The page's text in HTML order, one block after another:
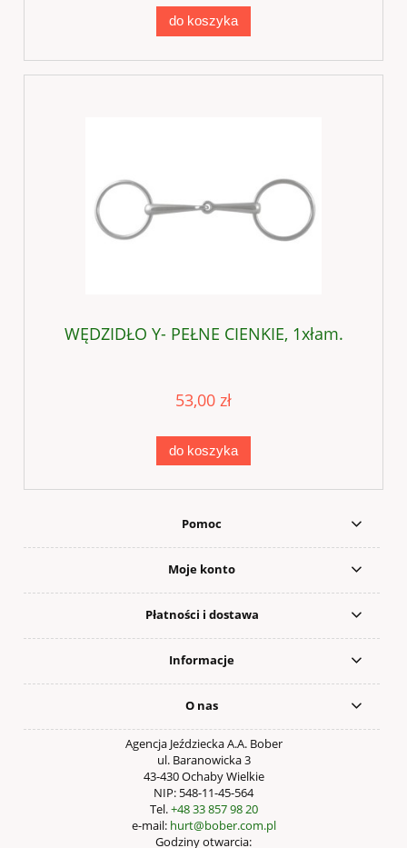
do koszyka
WĘDZIDŁO Y- PEŁNE CIENKIE, 1xłam.
53,00 zł
do koszyka
Pomoc
Moje konto
Płatności i dostawa
Informacje
O nas
Agencja Jeździecka A.A. Bober
ul. Baranowicka 3
43-430 Ochaby Wielkie
NIP: 548-11-45-564
Tel.+48 33 857 98 20
e-mail: hurt@bober.com.pl
Godziny otwarcia: